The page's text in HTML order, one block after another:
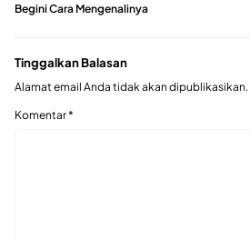
Begini Cara Mengenalinya
Tinggalkan Balasan
Alamat email Anda tidak akan dipublikasikan.
Komentar*